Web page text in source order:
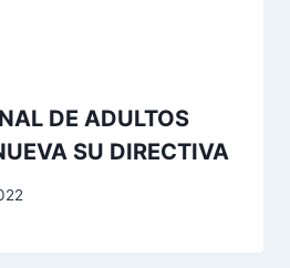
DE ADULTOS
SU DIRECTIVA